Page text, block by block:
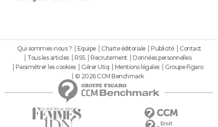
Qui sommes-nous ? Equipe Charte éditoriale Publicité
Contact
Tous les articles
RSS Recrutement
Données personnelles
Paramétrer les cookies
Gérer Utiq Mentions légales
Groupe Figaro
© 2026 CCM Benchmark